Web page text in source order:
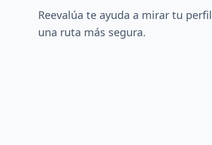
Reevalúa te ayuda a mirar tu
una ruta más segura.